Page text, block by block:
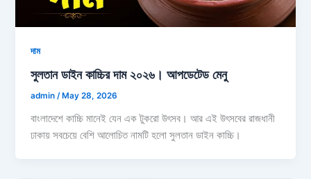
দাম
সুলতান ডাইন কাচ্চির দাম ২০২৬। আপডেটেড মেনু
admin/ May 28, 2026
বাংলাদেশে কাচ্চি মানেই যেন এক টুকরো উৎসব। আর এই উৎসবের রাজধানী
ঢাকায় সবচেয়ে বেশি আলোচিত নামটি হলো সুলতান ডাইন কাচ্চি।